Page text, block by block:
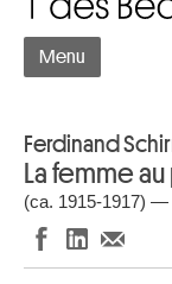
Menu
Ferdinand
La femme
(ca. 1915-1917) —